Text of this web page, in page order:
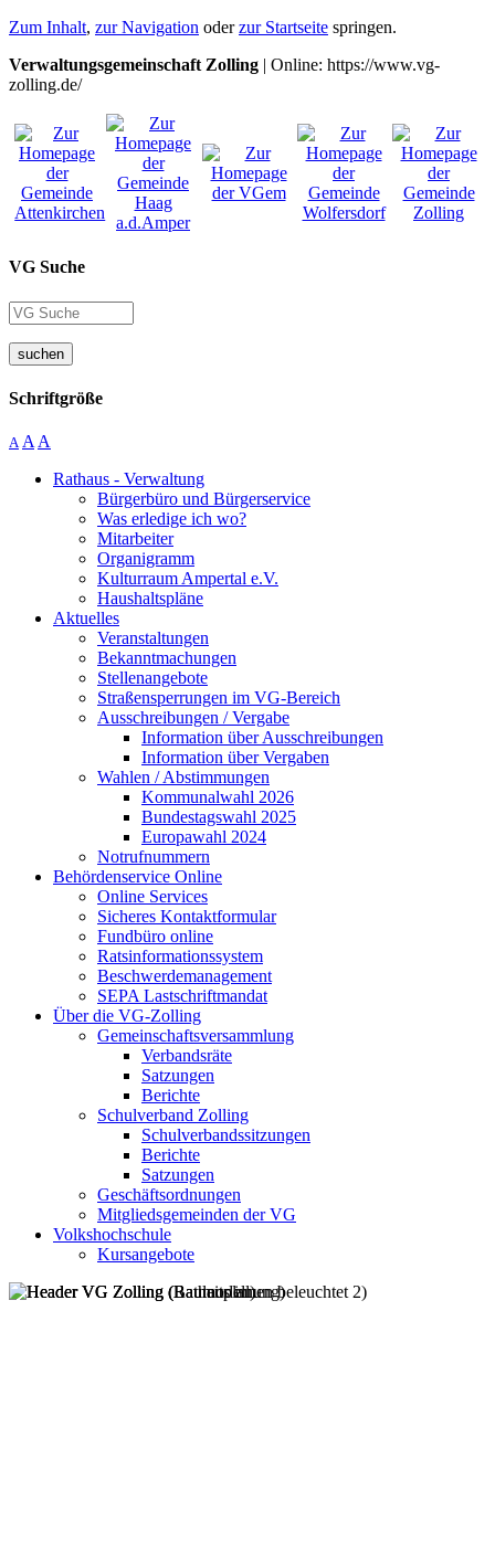
Zum Inhalt, zur Navigation oderzur Startseite springen.
Verwaltungsgemeinschaft Zolling | Online: https://www.vg-
zolling.de/
VG Suche
suchen
Schriftgröße
A A A
Rathaus - Verwaltung
Bürgerbüro und Bürgerservice
Was erledige ich wo?
Mitarbeiter
Organigramm
Kulturraum Ampertal e.V.
Haushaltspläne
Aktuelles
Veranstaltungen
Bekanntmachungen
Stellenangebote
Straßensperrungen im VG-Bereich
Ausschreibungen / Vergabe
Information über Ausschreibungen
Information über Vergaben
Wahlen / Abstimmungen
Kommunalwahl 2026
Bundestagswahl 2025
Europawahl 2024
Notrufnummern
Behördenservice Online
Online Services
Sicheres Kontaktformular
Fundbüro online
Ratsinformationssystem
Beschwerdemanagement
SEPA Lastschriftmandat
Über die VG-Zolling
Gemeinschaftsversammlung
Verbandsräte
Satzungen
Berichte
Schulverband Zolling
Schulverbandssitzungen
Berichte
Satzungen
Geschäftsordnungen
Mitgliedsgemeinden der VG
Volkshochschule
Kursangebote